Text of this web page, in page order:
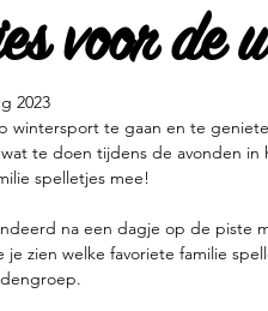
voor de
2023
wintersport te gaan en te
te doen tijdens de avonden
spelletjes mee!
na een dagje op de piste
je zien welke favoriete familie